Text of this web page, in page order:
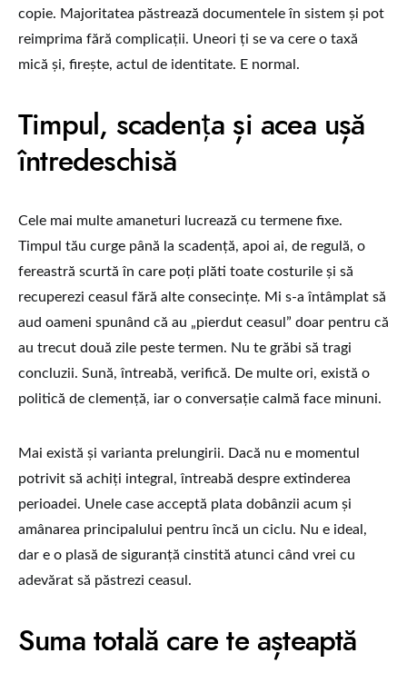
copie. Majoritatea păstrează documentele în sistem și pot
reimprima fără complicații. Uneori ți se va cere o taxă
mică și, firește, actul de identitate. E normal.
Timpul, scadența și acea ușă
întredeschisă
Cele mai multe amaneturi lucrează cu termene fixe.
Timpul tău curge până la scadență, apoi ai, de regulă, o
fereastră scurtă în care poți plăti toate costurile și să
recuperezi ceasul fără alte consecințe. Mi s-a întâmplat să
aud oameni spunând că au „pierdut ceasul” doar pentru că
au trecut două zile peste termen. Nu te grăbi să tragi
concluzii. Sună, întreabă, verifică. De multe ori, există o
politică de clemență, iar o conversație calmă face minuni.
Mai există și varianta prelungirii. Dacă nu e momentul
potrivit să achiți integral, întreabă despre extinderea
perioadei. Unele case acceptă plata dobânzii acum și
amânarea principalului pentru încă un ciclu. Nu e ideal,
dar e o plasă de siguranță cinstită atunci când vrei cu
adevărat să păstrezi ceasul.
Suma totală care te așteaptă